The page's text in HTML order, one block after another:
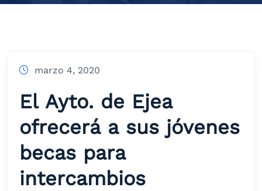
marzo 4, 2020
El Ayto. de Ejea
ofrecerá a sus jóvenes
becas para
intercambios